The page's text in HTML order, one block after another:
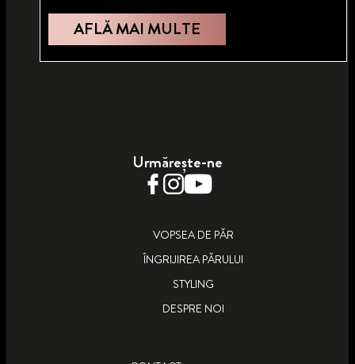
AFLĂ MAI MULTE
VOPSEA PERMANENTĂ OLEO INTENSE
AFLĂ MAI MULTE
Urmărește-ne
VOPSEA DE PĂR
ÎNGRIJIREA PĂRULUI
STYLING
DESPRE NOI